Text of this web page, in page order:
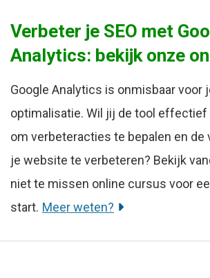
Verbeter je SEO met
Analytics: bekijk onze
Google Analytics is onmisbaar voor
optimalisatie. Wil jij de tool
om verbeteracties te bepalen en de
je website te verbeteren? Bekijk
niet te missen online cursus voor
start. Meer weten?